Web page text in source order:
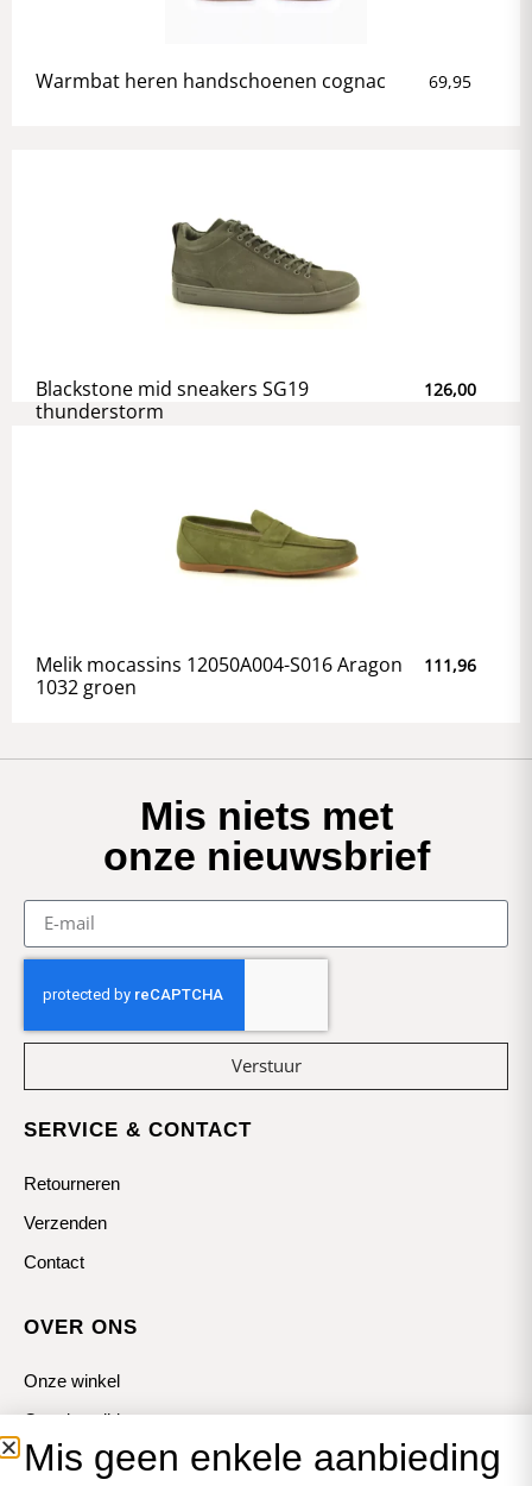
Warmbat heren handschoenen cognac 69,95
Blackstone mid sneakers SG19
thunderstorm
126,00
Melik mocassins 12050A004-S016 Aragon
1032 groen
111,96
Mis niets met
onze nieuwsbrief
Verstuur
SERVICE & CONTACT
Retourneren
Verzenden
Contact
OVER ONS
Onze winkel
Openingstijden
Koopzondagen
Mis geen enkele aanbieding